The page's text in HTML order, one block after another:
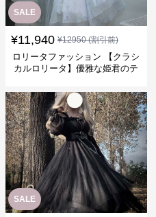
SALE
¥11,940 ¥12950(割引前)
ロリータファッション 【クラシ
カルロリータ】優雅な姫君のテ
SALE